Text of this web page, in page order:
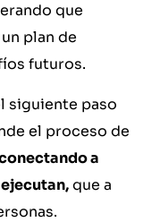
que
plan de
futuros.
siguiente paso
el proceso de
a
que a